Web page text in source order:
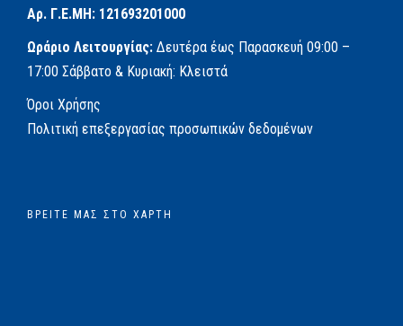
Αρ. Γ.Ε.ΜΗ: 121693201000
Ωράριο Λειτουργίας: Δευτέρα έως Παρασκευή 09:00 –
17:00 Σάββατο & Κυριακή: Κλειστά
Όροι Χρήσης
Πολιτική επεξεργασίας προσωπικών δεδομένων
ΒΡΕΊΤΕ ΜΑΣ ΣΤΟ ΧΆΡΤΗ